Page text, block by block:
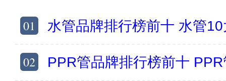
01 水管品牌排行榜前十 水管
02 PPR管品牌排行榜前十